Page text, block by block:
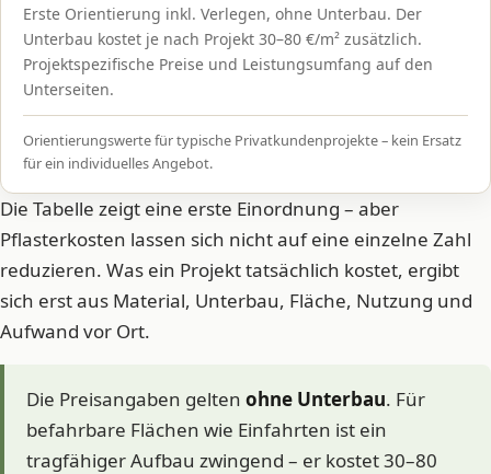
Erste Orientierung inkl. Verlegen, ohne Unterbau. Der
Unterbau kostet je nach Projekt 30–80 €/m² zusätzlich.
Projektspezifische Preise und Leistungsumfang auf den
Unterseiten.
Orientierungswerte für typische Privatkundenprojekte – kein Ersatz
für ein individuelles Angebot.
Die Tabelle zeigt eine erste Einordnung – aber
Pflasterkosten lassen sich nicht auf eine einzelne Zahl
reduzieren. Was ein Projekt tatsächlich kostet, ergibt
sich erst aus Material, Unterbau, Fläche, Nutzung und
Aufwand vor Ort.
Die Preisangaben gelten ohne Unterbau. Für
befahrbare Flächen wie Einfahrten ist ein
tragfähiger Aufbau zwingend – er kostet 30–80